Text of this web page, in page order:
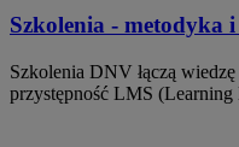
Szkolenia - metodyka
Szkolenia DNV łączą
przystępność LMS (Learning